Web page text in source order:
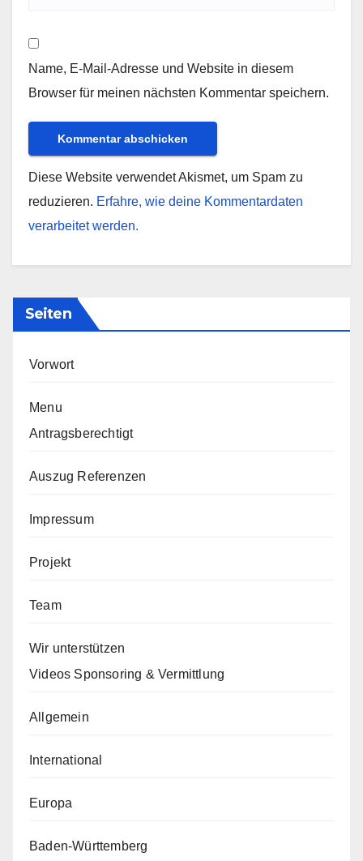
Name, E-Mail-Adresse und Website in diesem
Browser für meinen nächsten Kommentar speichern.
Diese Website verwendet Akismet, um Spam zu
reduzieren. Erfahre, wie deine Kommentardaten
verarbeitet werden.
Seiten
Vorwort
Menu
Antragsberechtigt
Auszug Referenzen
Impressum
Projekt
Team
Wir unterstützen
Videos Sponsoring & Vermittlung
Allgemein
International
Europa
Baden-Württemberg